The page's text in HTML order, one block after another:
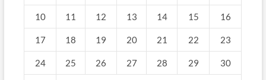
10 11 12 13 14 15 16
17 18 19 20 21 22 23
24 25 26 27 28 29 30